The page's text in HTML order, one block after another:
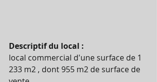
Descriptif du local :
local commercial d'une surface de 1
233 m2 , dont 955 m2 de surface de